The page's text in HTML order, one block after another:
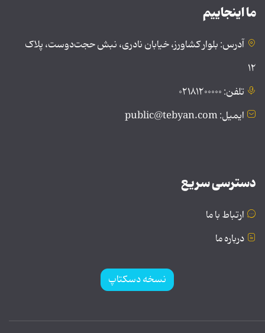
ما اینجاییم
آدرس: بلوار کشاورز، خیابان نادری، نبش حجت‌دوست، پلاک
۱۲
تلفن: ۰۲۱۸۱۲۰۰۰۰۰
ایمیل: public@tebyan.com
دسترسی سریع
ارتباط با ما
درباره ما
نسخه دسکتاپ